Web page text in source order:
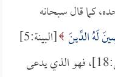
كما قال سبحانه
لَهُ الدِّينَ
[البينة:5]
[الجن:18]، فهو الذي يدعى